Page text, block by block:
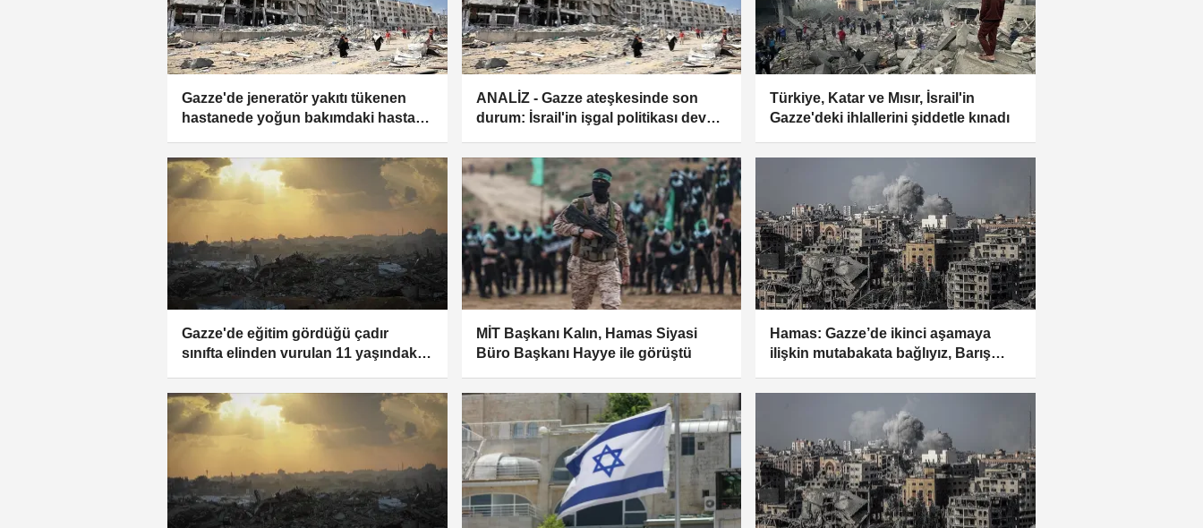
Gazze'de jeneratör yakıtı tükenen
hastanede yoğun bakımdaki hastalar
tehlikede
ANALİZ - Gazze ateşkesinde son
durum: İsrail'in işgal politikası devam
Türkiye, Katar ve Mısır, İsrail'in
Gazze'deki ihlallerini şiddetle kınadı
Gazze'de eğitim gördüğü çadır
sınıfta elinden vurulan 11 yaşındaki
MİT Başkanı Kalın, Hamas Siyasi
Büro Başkanı Hayye ile görüştü
Hamas: Gazze’de ikinci aşamaya
ilişkin mutabakata bağlıyız, Barış